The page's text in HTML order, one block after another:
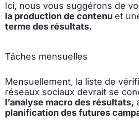
Ici, nous vous suggérons de
la production de contenu et
terme des résultats.
Tâches mensuelles
Mensuellement, la liste de
réseaux sociaux devrait se
l’analyse macro des résultats,
planification des futures